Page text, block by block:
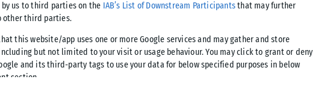
by us to third parties on the IAB’s List of Downstream Participantsthat may further
other third parties.
this website/app uses one or more Google services and may gather and store
but not limited to your visit or usage behaviour. You may click to grant or deny
and its third-party tags to use your data for below specified purposes in below
section.
στην οδό Ελένη Ζωγράφου, που κατά το παρελθόν
προκαλώντας τις έντονες αντιδράσεις τόσο των
των έντονων κραδασμών στα ασθενοφόρα, όσο και των